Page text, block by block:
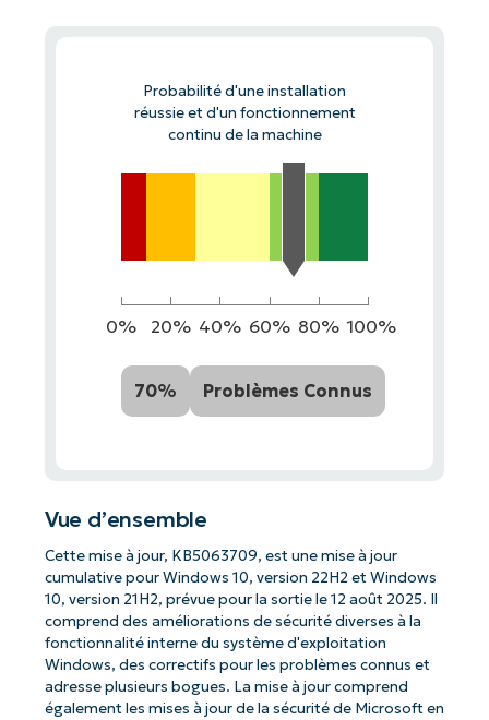
Probabilité d'une installation
réussie et d'un fonctionnement
continu de la machine
0% 20% 40% 60% 80% 100%
70% Problèmes Connus
Vue d’ensemble
Cette mise à jour, KB5063709, est une mise à jour
cumulative pour Windows 10, version 22H2 et Windows
10, version 21H2, prévue pour la sortie le 12 août 2025. Il
comprend des améliorations de sécurité diverses à la
fonctionnalité interne du système d'exploitation
Windows, des correctifs pour les problèmes connus et
adresse plusieurs bogues. La mise à jour comprend
également les mises à jour de la sécurité de Microsoft en